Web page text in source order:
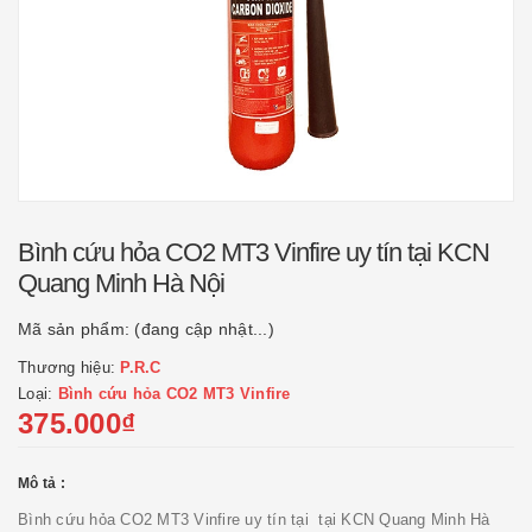
Bình cứu hỏa CO2 MT3 Vinfire uy tín tại KCN
Quang Minh Hà Nội
Mã sản phẩm: (đang cập nhật...)
Thương hiệu: P.R.C
Loại: Bình cứu hỏa CO2 MT3 Vinfire
375.000₫
Mô tả :
Bình cứu hỏa CO2 MT3 Vinfire uy tín tại tại KCN Quang Minh Hà